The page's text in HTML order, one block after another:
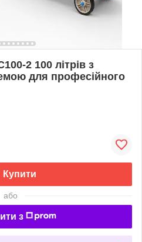
2 100 літрів з
для професійного
Купити
або
з